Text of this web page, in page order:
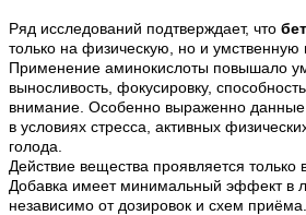
Ряд исследований подтверждает, что
только на физическую, но и умственную
Применение аминокислоты повышало
выносливость, фокусировку,
внимание. Особенно выраженно данные
в условиях стресса, активных
голода.
Действие вещества проявляется только
Добавка имеет минимальный эффект в
независимо от дозировок и схем